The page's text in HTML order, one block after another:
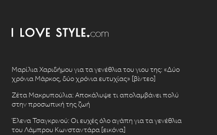
Μαρίλια Χαριδήμου για τα γενέθλια του γιου της: «Δύο
χρόνια Μάρκος, δύο χρόνια ευτυχίας» [βίντεο]
Ζέτα Μακρυπούλια: Αποκάλυψε τι απολαμβάνει πολύ
στην προσωπική της ζωή
Έλενα Τσαγκρινού: Οι ευχές όλο αγάπη για τα γενέθλια
του Λάμπρου Κωνσταντάρα [εικόνα]